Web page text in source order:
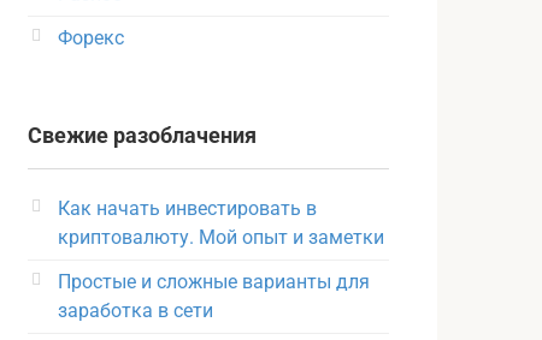
Форекс
Свежие разоблачения
Как начать инвестировать в
криптовалюту. Мой опыт и заметки
Простые и сложные варианты для
заработка в сети